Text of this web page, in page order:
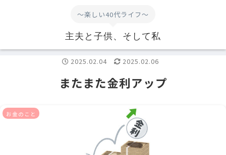
～楽しい40代ライフ～
主夫と子供、そして私
またまた金利アップ
お金のこと
2025.02.04 2025.02.06